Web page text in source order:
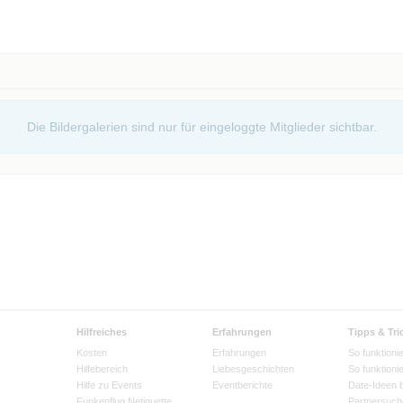
Die Bildergalerien sind nur für eingeloggte Mitglieder sichtbar.
Hilfreiches
Kosten
Hilfebereich
Hilfe zu Events
Erfahrungen
Erfahrungen
Liebesgeschichten
Eventberichte
Tipps &
So
So
Date-Ideen